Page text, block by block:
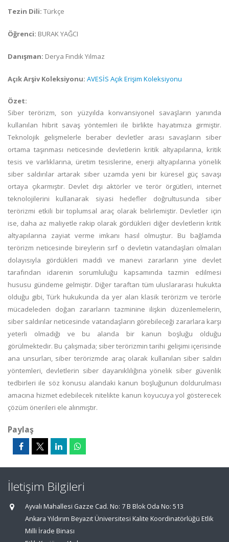
Tezin Dili: Türkçe
Öğrenci: BURAK YAĞCI
Danışman: Derya Fındık Yılmaz
Açık Arşiv Koleksiyonu: AVESİS Açık Erişim Koleksiyonu
Özet:
Siber terörizm, son yüzyılda konvansiyonel savaşların yanında
kullanılan hibrit savaş yöntemleri ile birlikte hayatımıza girmiştir.
Teknolojik gelişmelerle beraber devletler arası savaşların siber
ortama taşınması neticesinde devletlerin kritik altyapılarına, kritik
tesis ve varlıklarına, üretim tesislerine, enerji altyapılarına yönelik
siber saldırılar artarak siber uzamda yeni bir küresel güç savaşı
ortaya çıkarmıştır. Devlet dışı aktörler ve terör örgütleri, internet
teknolojilerini kullanarak siyasi hedefler doğrultusunda siber
terörizmi etkili bir toplumsal araç olarak belirlemiştir. Devletler için
ise, daha az maliyetle rakip olarak gördükleri diğer devletlerin kritik
altyapılarına zayiat verme imkanı hasıl olmuştur. Bu bağlamda
terörizm neticesinde bireylerin sırf o devletin vatandaşları olmaları
dolayısıyla gördükleri maddi ve manevi zararların yine devlet
tarafından idarenin sorumluluğu kapsamında tazmin edilmesi
hususu gündeme gelmiştir. Diğer taraftan tüm uluslararası hukukta
olduğu gibi, Türk hukukunda da yer alan klasik terörizm ve terörle
mücadeleden doğan zararların tazminine ilişkin düzenlemelerin,
siber saldırılar neticesinde vatandaşların görebileceği zararlara karşı
yeterli olmadığı ve bu alanda bir kanun boşluğu olduğu
görülmektedir. Bu çalışmada; siber terörizmin tarihi gelişimi içerisinde
ana unsurları, siber terörizmde araç olarak kullanılan siber saldırı
yöntemleri, devletlerin siber dayanıklılığına yönelik siber güvenlik
tedbirleri ile söz konusu alandaki kanun boşluğunun doldurulması
amacına hizmet edebilecek nitelikte kanun koyucuya yol gösterecek
çözüm önerileri ele alınmıştır.
Paylaş
İletişim Bilgileri
Ayvalı Mahallesi Gazze Cad. No: 7 B Blok Oda No: 513
Ankara Yıldırım Beyazıt Üniversitesi Kalite Koordinatörlüğü Etlik
Milli İrade Binası